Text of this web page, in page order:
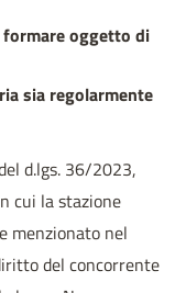
oggetto di
sia regolarmente
d.lgs. 36/2023,
cui la stazione
menzionato nel
del concorrente